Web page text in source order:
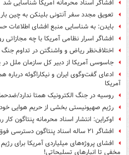
افشاگر اسناد محرمانه آمریکا شناسایی شد
تعویق مجدد سفر آنتونی بلینکن به چین
بایدن: به شناسایی منبع افشای اطلاعات
افشاگر اسرار نظامی آمریکا با چه مجازاتی
اختلاف‌نظر ریاض و واشنگتن در تداوم
جاسوسی آمریکا از دبیر کل سازمان ملل
ادعای گفت‌وگوی ایران و نیکاراگوئه
آمریکا
روسیه در جنگ الکترونیک همتا ندارد/
رژیم صهیونیستی بخشی از حریم هوایی
اوکراین: انتشار اسناد محرمانه پنتاگون
افشاگر ۲۱ ساله‌ اسناد پنتاگون دسترسی فوق محرمانه داشت+عکس و فیلم
افشای پروژه‌های میلیاردی آمریکا برای
مخفی تا انبارهای تسلیحاتی!